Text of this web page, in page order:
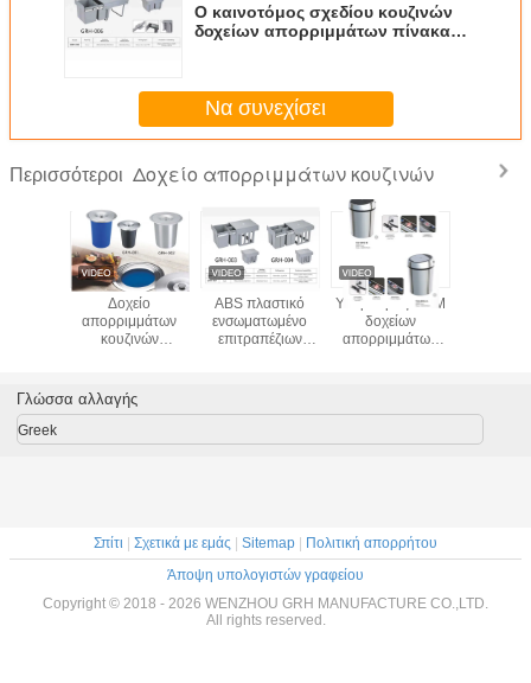
Ο καινοτόμος σχεδίου κουζινών
δοχείων απορριμμάτων πίνακας
Να συνεχίσει
Περισσότεροι Δοχείο απορριμμάτων κουζινών
Δοχείο
απορριμμάτων
κουζινών
ανοξείδωτη
ενσωματωμένη
απορριμμάτων
ABS πλαστικό
ενσωματωμένο
επιτραπέζιων
χρώμα οικονομικά
δοχείων
Υπέρυθρος ODM
δοχείων
απορριμμάτων
κουζινών τύπων
Γλώσσα αλλαγής
Greek
Σπίτι | Σχετικά με εμάς | Sitemap | Πολιτική απορρήτου
Άποψη υπολογιστών γραφείου
Copyright © 2018 - 2026 WENZHOU GRH MANUFACTURE CO.,LTD.
All rights reserved.